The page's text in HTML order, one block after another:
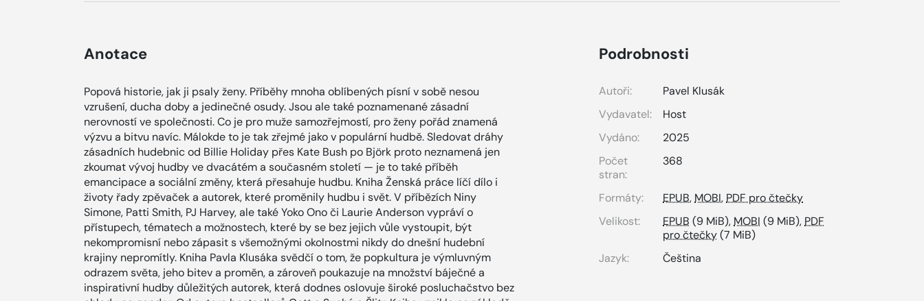
Anotace
Popová historie, jak ji psaly ženy. Příběhy mnoha oblíbených písní v sobě nesou
vzrušení, ducha doby a jedinečné osudy. Jsou ale také poznamenané zásadní
nerovností ve společnosti. Co je pro muže samozřejmostí, pro ženy pořád znamená
výzvu a bitvu navíc. Málokde to je tak zřejmé jako v populární hudbě. Sledovat dráhy
zásadních hudebnic od Billie Holiday přes Kate Bush po Björk proto neznamená jen
zkoumat vývoj hudby ve dvacátém a současném století — je to také příběh
emancipace a sociální změny, která přesahuje hudbu. Kniha Ženská práce líčí dílo i
životy řady zpěvaček a autorek, které proměnily hudbu i svět. V příbězích Niny
Simone, Patti Smith, PJ Harvey, ale také Yoko Ono či Laurie Anderson vypráví o
přístupech, tématech a možnostech, které by se bez jejich vůle vystoupit, být
nekompromisní nebo zápasit s všemožnými okolnostmi nikdy do dnešní hudební
krajiny nepromítly. Kniha Pavla Klusáka svědčí o tom, že popkultura je výmluvným
odrazem světa, jeho bitev a proměn, a zároveň poukazuje na množství báječné a
inspirativní hudby důležitých autorek, která dodnes oslovuje široké posluchačstvo bez
Podrobnosti
Autoři:
Pavel Klusák
Vydavatel:
Host
Vydáno:
2025
Počet
stran:
368
Formáty: EPUB, MOBI, PDF pro čtečky
Velikost:
EPUB (9 MiB), MOBI (9 MiB), PDF
pro čtečky(7 MiB)
Jazyk:
Čeština